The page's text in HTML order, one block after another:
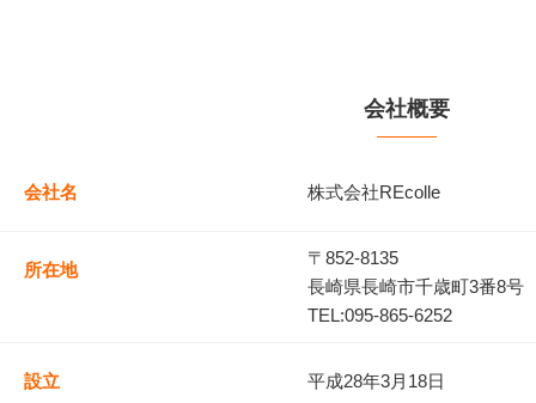
会社概要
会社名 株式会社REcolle
所在地
〒852-8135
長崎県長崎市千歳町3番8号
TEL:095-865-6252
設立 平成28年3月18日